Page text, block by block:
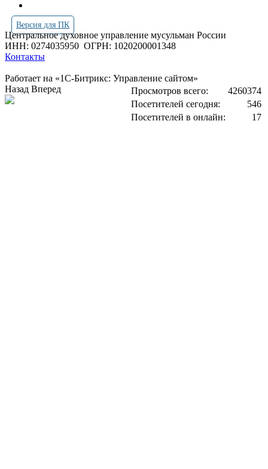
Версия для ПК
Центральное духовное управление мусульман России
ИНН: 0274035950 ОГРН: 1020200001348
Контакты
Работает на «1С-Битрикс: Управление сайтом»
Просмотров всего:
4260374
Посетителей сегодня:
546
Посетителей в онлайн:
17
Назад Вперед